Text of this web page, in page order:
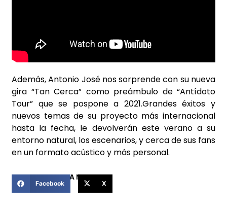
Además, Antonio José nos sorprende con su nueva
gira “Tan Cerca” como preámbulo de “Antídoto
Tour” que se pospone a 2021.Grandes éxitos y
nuevos temas de su proyecto más internacional
hasta la fecha, le devolverán este verano a su
entorno natural, los escenarios, y cerca de sus fans
en un formato acústico y más personal.
COMPARTIR ESTA NOTICIA
Facebook X